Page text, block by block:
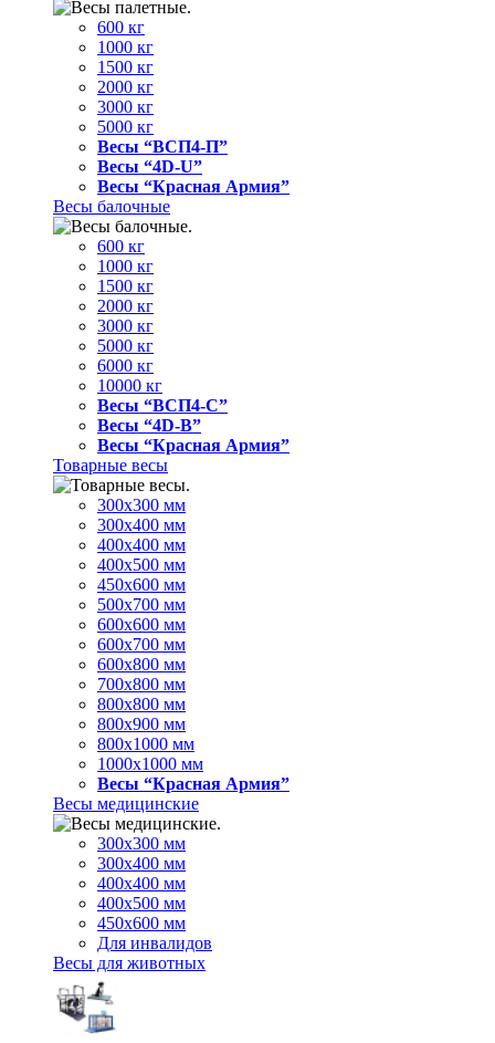
600 кг
1000 кг
1500 кг
2000 кг
3000 кг
5000 кг
Весы “ВСП4-П”
Весы “4D-U”
Весы “Красная Армия”
Весы балочные
600 кг
1000 кг
1500 кг
2000 кг
3000 кг
5000 кг
6000 кг
10000 кг
Весы “ВСП4-С”
Весы “4D-В”
Весы “Красная Армия”
Товарные весы
300х300 мм
300х400 мм
400х400 мм
400х500 мм
450х600 мм
500х700 мм
600х600 мм
600х700 мм
600х800 мм
700х800 мм
800х800 мм
800х900 мм
800х1000 мм
1000х1000 мм
Весы “Красная Армия”
Весы медицинские
300х300 мм
300х400 мм
400х400 мм
400х500 мм
450х600 мм
Для инвалидов
Весы для животных